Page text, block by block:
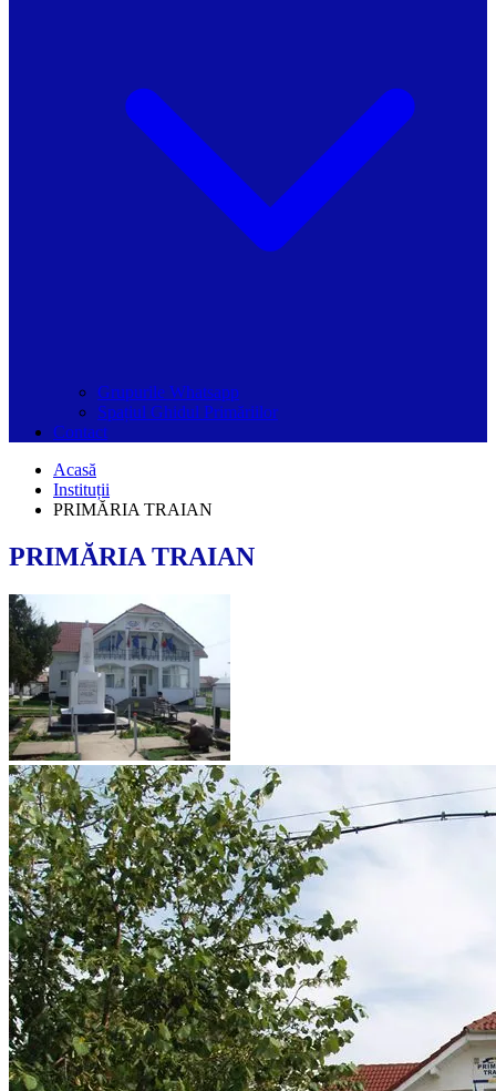
Grupurile Whatsapp
Spațiul Ghidul Primăriilor
Contact
Acasă
Instituții
PRIMĂRIA TRAIAN
PRIMĂRIA TRAIAN